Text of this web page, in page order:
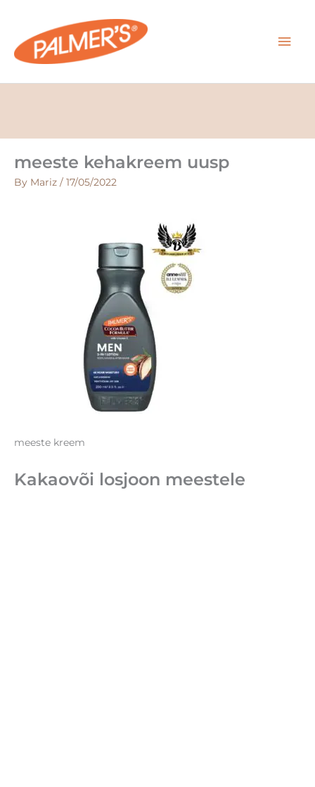
content
meeste kehakreem uusp
By Mariz / 17/05/2022
meeste kreem
Kakaovõi losjoon meestele